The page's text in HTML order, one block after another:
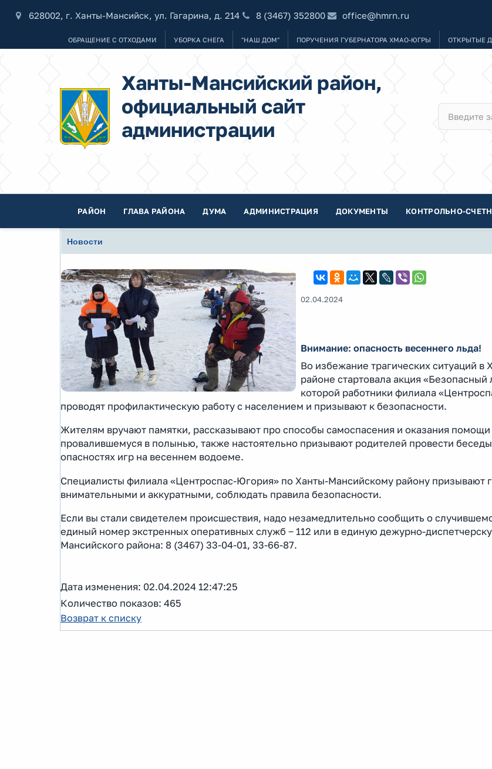
628002, г. Ханты-Мансийск, ул. Гагарина, д. 214 8 (3467) 352800 office@hmrn.ru
ОБРАЩЕНИЕ С ОТХОДАМИ УБОРКА СНЕГА "НАШ ДОМ" ПОРУЧЕНИЯ ГУБЕРНАТОРА ХМАО-ЮГРЫ ОТКРЫТЫЕ
Ханты-Мансийский район,
официальный сайт
администрации
РАЙОН ГЛАВА РАЙОНА ДУМА АДМИНИСТРАЦИЯ ДОКУМЕНТЫ КОНТРОЛЬНО-
Новости
02.04.2024
Внимание: опасность весеннего льда!
Во избежание трагических ситуаций в
районе стартовала акция «Безопасный
которой работники филиала
проводят профилактическую работу с населением и призывают к безопасности.
Жителям вручают памятки, рассказывают про способы самоспасения и оказания помощи
провалившемуся в полынью, также настоятельно призывают родителей провести
опасностях игр на весеннем водоеме.
Специалисты филиала «Центроспас-Югория» по Ханты-Мансийскому району призывают
внимательными и аккуратными, соблюдать правила безопасности.
Если вы стали свидетелем происшествия, надо незамедлительно сообщить о
единый номер экстренных оперативных служб ‒ 112 или в единую дежурно-
Мансийского района: 8 (3467) 33-04-01, 33-66-87.
Дата изменения: 02.04.2024 12:47:25
Количество показов: 465
Возврат к списку